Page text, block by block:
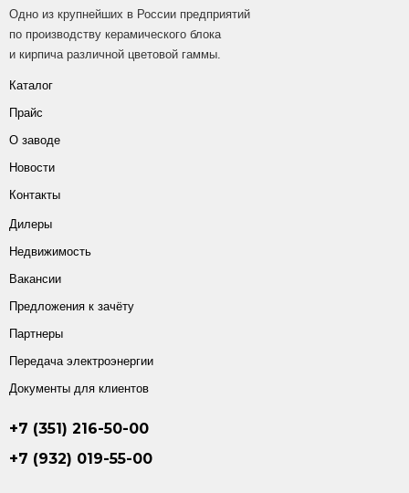
Одно из крупнейших в России предприятий
по производству керамического блока
и кирпича различной цветовой гаммы.
Каталог
Прайс
О заводе
Новости
Контакты
Дилеры
Недвижимость
Вакансии
Предложения к зачёту
Партнеры
Передача электроэнергии
Документы для клиентов
+7 (351) 216-50-00
+7 (932) 019-55-00